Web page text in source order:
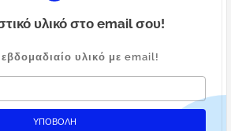
υλικό στο email σου!
υλικό με email!